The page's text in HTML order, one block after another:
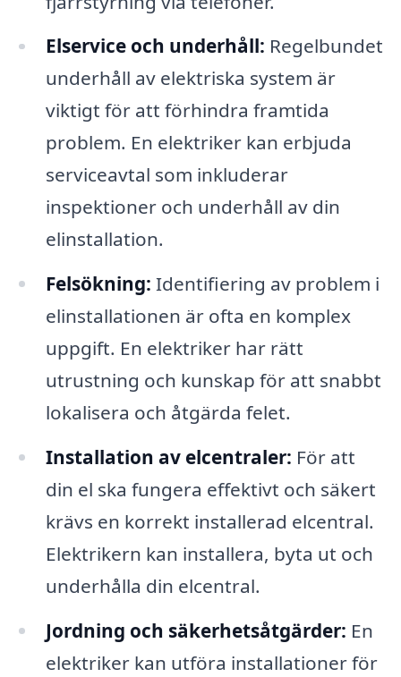
Elservice och underhåll: Regelbundet
underhåll av elektriska system är
viktigt för att förhindra framtida
problem. En elektriker kan erbjuda
serviceavtal som inkluderar
inspektioner och underhåll av din
elinstallation.
Felsökning: Identifiering av problem i
elinstallationen är ofta en komplex
uppgift. En elektriker har rätt
utrustning och kunskap för att snabbt
lokalisera och åtgärda felet.
Installation av elcentraler: För att
din el ska fungera effektivt och säkert
krävs en korrekt installerad elcentral.
Elektrikern kan installera, byta ut och
underhålla din elcentral.
Jordning och säkerhetsåtgärder: En
elektriker kan utföra installationer för